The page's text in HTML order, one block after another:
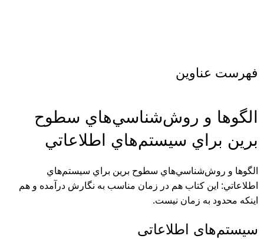
فهرست عناوین
الگوها و روش‌شناسي‌هاي سطوح
برين براي سيستم‌هاي اطلاعاتي
الگوها و روش‌شناسي‌هاي سطوح برين براي سيستم‌هاي
اطلاعاتي: این کتاب هم در زمان مناسب به نگارش درآمده و هم
اینکه محدود به زمان نیست.
سیستم‌‌های اطلاعاتی